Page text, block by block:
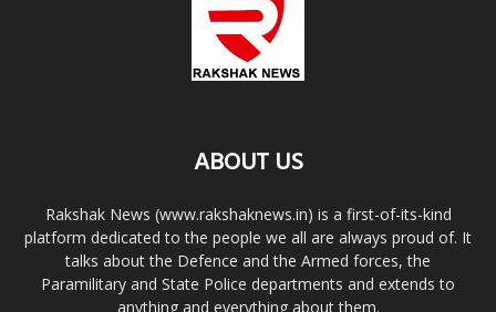
ABOUT US
Rakshak News (www.rakshaknews.in) is a first-of-its-kind
platform dedicated to the people we all are always proud of. It
talks about the Defence and the Armed forces, the
Paramilitary and State Police departments and extends to
anything and everything about them.